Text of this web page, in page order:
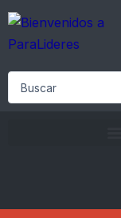
Skip
content